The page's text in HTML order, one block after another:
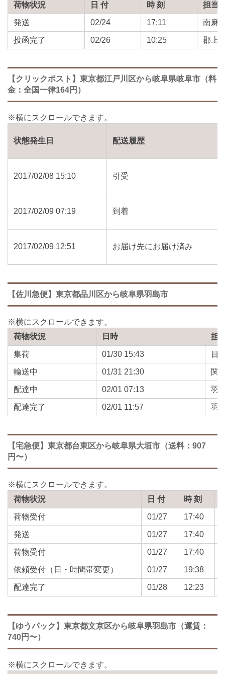
荷物状況 日 付 時 刻 担当
発送 02/24 17:11 南麻
投函完了 02/26 10:25 郡上
【クリックポスト】東京都江戸川区から岐阜県岐阜市（料
金：全国一律164円）
状態発生日 配送履歴
2017/02/08 15:10 引受
2017/02/09 07:19 到着
2017/02/09 12:51 お届け先にお届け済み
【佐川急便】東京都品川区から岐阜県羽島市
荷物状況 日時 担
集荷 01/30 15:43 目
輸送中 01/31 21:30 関
配達中 02/01 07:13 羽
配達完了 02/01 11:57 羽
【宅急便】東京都台東区から岐阜県大垣市（送料：907
円〜）
荷物状況 日 付 時 刻
荷物受付 01/27 17:40
発送 01/27 17:40
荷物受付 01/27 17:40
依頼受付（日・時間帯変更） 01/27 19:38
配達完了 01/28 12:23
【ゆうパック】東京都文京区から岐阜県羽島市（運賃：
740円〜）